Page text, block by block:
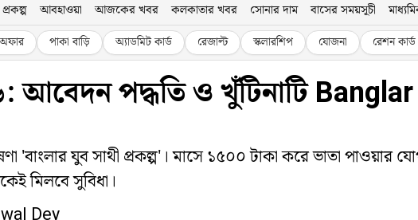
প্রকল্প আবহাওয়া আজকের খবর কলকাতার খবর সোনার দাম বাসের সময়সূচী
পাকা বাড়ি অ্যাডমিট কার্ড রেজাল্ট স্কলারশিপ যোজনা রেশন কার্ড
আবেদন পদ্ধতি ও খুঁটিনাটি
যুব সাথী প্রকল্প'। মাসে ১৫০০ টাকা করে ভাতা পাওয়ার
মিলবে সুবিধা।